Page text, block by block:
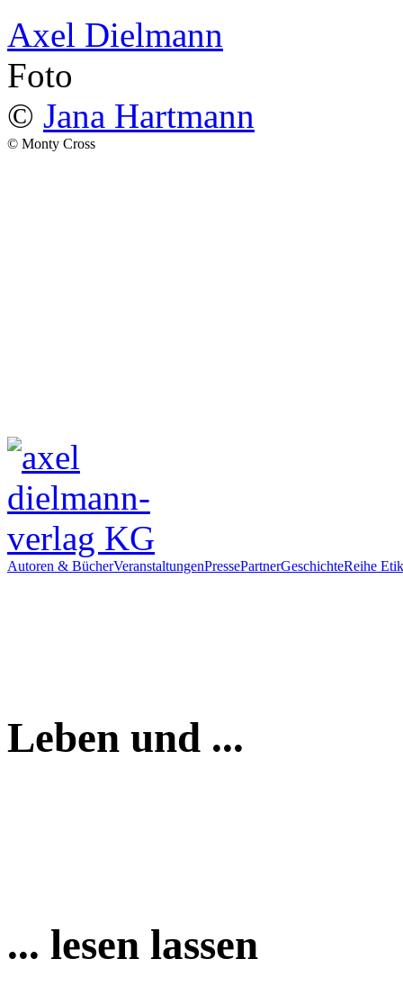
Axel Dielmann
Foto
© Jana Hartmann
© Monty Cross
Autoren & BücherVeranstaltungenPressePartnerGeschichteReihe
Leben und ...
... lesen lassen